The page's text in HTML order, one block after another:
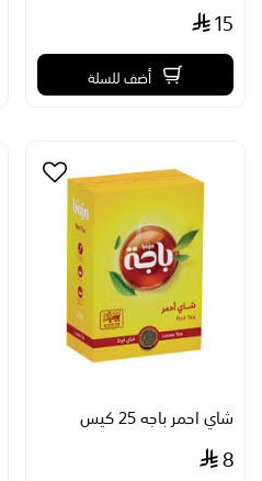
15
أضف للسلة
شاي احمر باجه 25 كيس
8